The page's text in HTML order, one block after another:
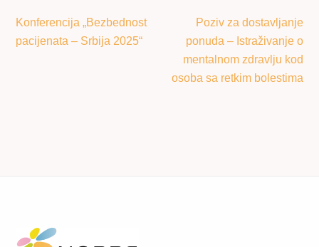
Konferencija „Bezbednost
pacijenata – Srbija 2025“
Poziv za dostavljanje
ponuda – Istraživanje o
mentalnom zdravlju kod
osoba sa retkim bolestima